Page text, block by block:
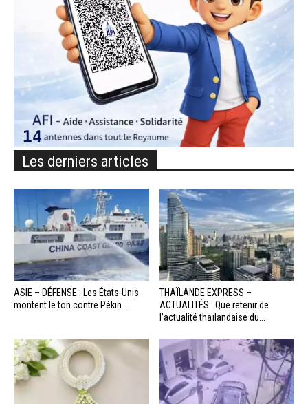
Les derniers articles
ASIE – DÉFENSE : Les États-Unis
montent le ton contre Pékin...
THAÏLANDE EXPRESS –
ACTUALITÉS : Que retenir de
l’actualité thaïlandaise du...